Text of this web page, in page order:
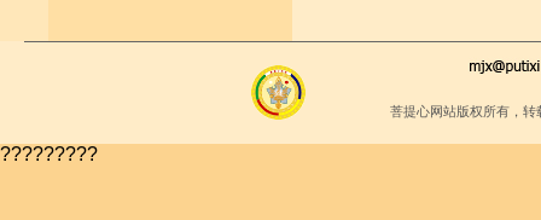
菩提心网站版权所有，
?????????